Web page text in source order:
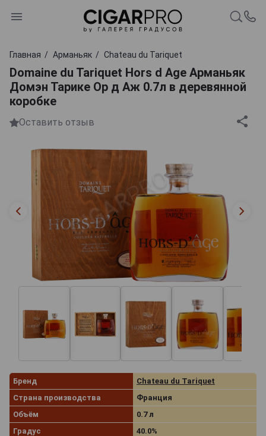
Главная Арманьяк Chаteau du Tariquet
Domaine du Tariquet Hors d Age Арманьяк
Домэн Тарике Ор д Аж 0.7л в деревянной
коробке
Оставить отзыв
Бренд
Chаteau du Tariquet
Страна производства
Франция
Объём
0.7 л
Градус
40.0%